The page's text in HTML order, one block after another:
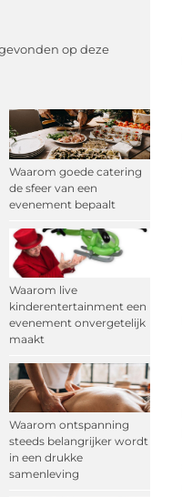
op deze
Waarom goede catering
de sfeer van een
evenement bepaalt
Waarom live
kinderentertainment een
evenement onvergetelijk
maakt
Waarom ontspanning
steeds belangrijker wordt
in een drukke
samenleving